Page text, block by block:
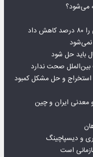
می‌شود؟
استخراج و حل مشکل کمبود
معدنی ایران و چین
و دیسپاچینگ
است